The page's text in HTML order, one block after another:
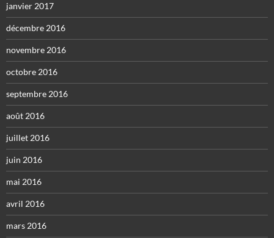
janvier 2017
décembre 2016
novembre 2016
octobre 2016
septembre 2016
août 2016
juillet 2016
juin 2016
mai 2016
avril 2016
mars 2016